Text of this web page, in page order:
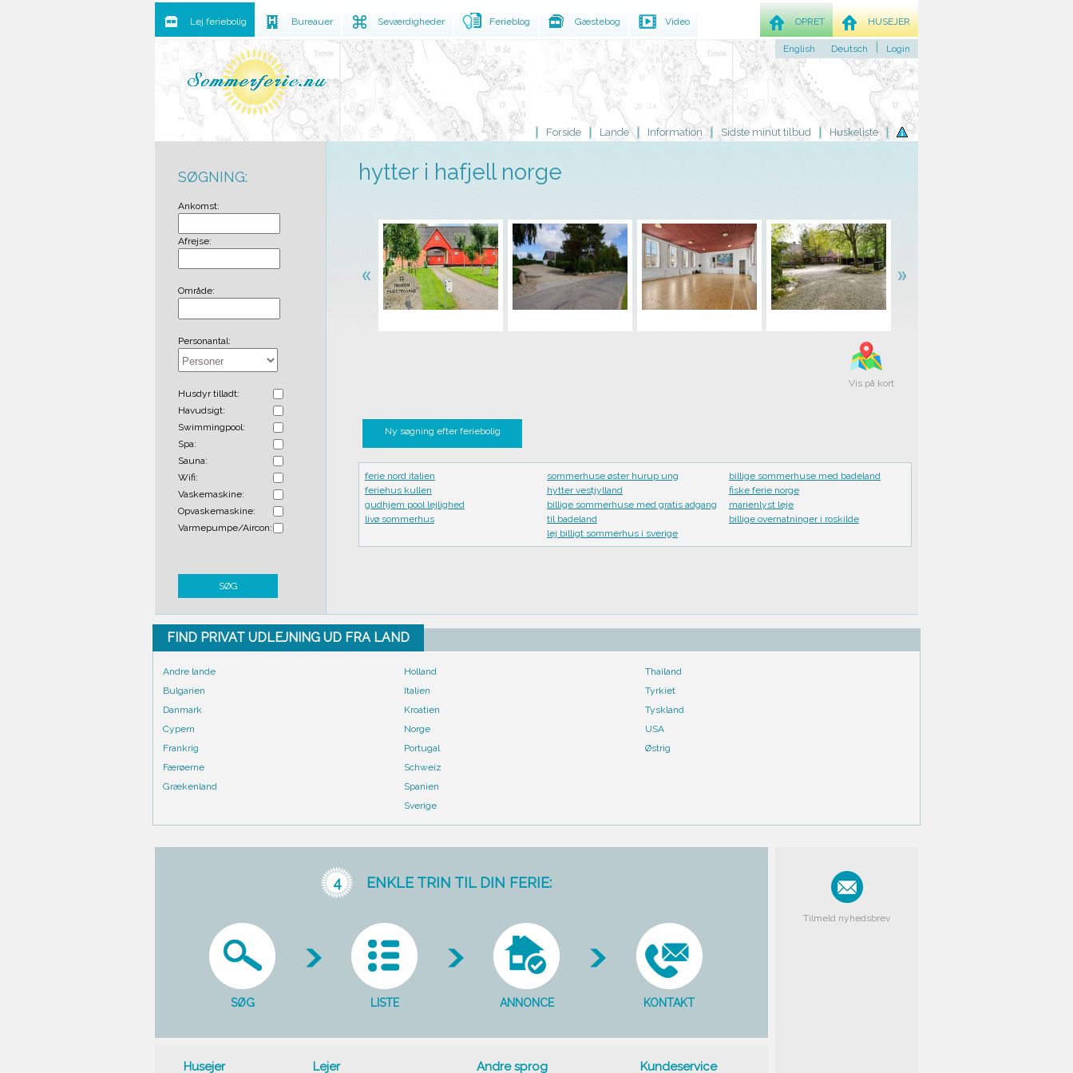
Forside Lande Information Sidste minut tilbud Huskeliste
hytter i hafjell norge
Vis på kort
Ny søgning efter feriebolig
ferie nord italien
feriehus kullen
gudhjem pool lejlighed
livø sommerhus
sommerhuse øster hurup ung
hytter vestjylland
billige sommerhuse med gratis adgang
til badeland
lej billigt sommerhus i sverige
billige sommerhuse med badeland
fiske ferie norge
marienlyst leje
billige overnatninger i roskilde
SØGNING:
Ankomst:
Afrejse:
Område:
Personantal:
Husdyr tilladt:
Havudsigt:
Swimmingpool:
Spa:
Sauna:
Wifi:
Vaskemaskine:
Opvaskemaskine:
Varmepumpe/Aircon:
SØG
FIND PRIVAT UDLEJNING UD FRA LAND
Andre lande
Bulgarien
Danmark
Cypern
Frankrig
Færøerne
Grækenland
Holland
Italien
Kroatien
Norge
Portugal
Schweiz
Spanien
Sverige
Thailand
Tyrkiet
Tyskland
USA
Østrig
4 ENKLE TRIN TIL DIN FERIE:
SØG LISTE ANNONCE KONTAKT
Husejer Lejer Andre sprog Kundeservice
Tilmeld nyhedsbrev
Lej feriebolig Bureauer Seværdigheder Ferieblog Gæstebog Video HUSEJER
OPRET
English Deutsch Login